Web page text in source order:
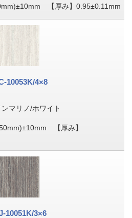
【厚み】0.95±0.11mm
10053K/4×8
リノ/ホワイト
【厚み】
10051K/3×6